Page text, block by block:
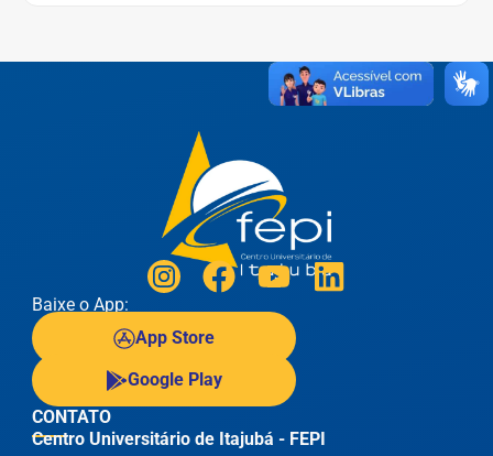
Baixe o App:
App Store
Google Play
CONTATO
Centro Universitário de Itajubá - FEPI